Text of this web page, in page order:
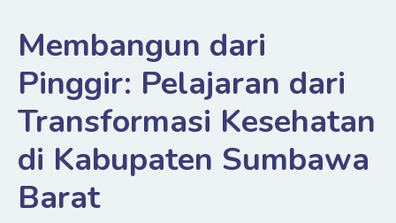
Membangun dari
Pinggir: Pelajaran dari
Transformasi Kesehatan
di Kabupaten Sumbawa
Barat